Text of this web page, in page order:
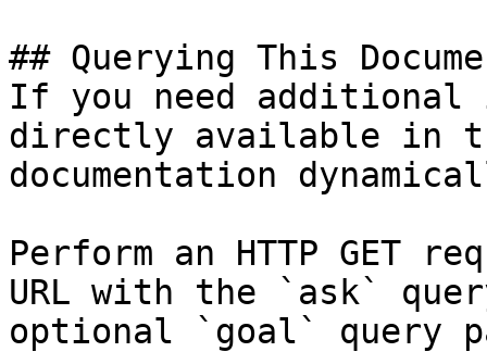
## Querying This
If you need
directly available in
documentation
Perform an HTTP GET
URL with the `ask`
optional `goal` query